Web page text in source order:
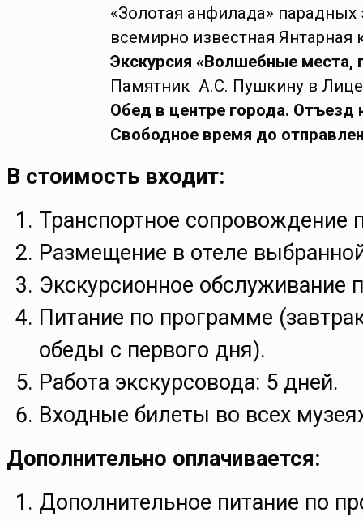
«Золотая анфилада»
всемирно известная Янтарная
Экскурсия «Волшебные места,
Памятник А.С. Пушкину в
Обед в центре города. Отъезд
Свободное время до
В стоимость входит:
Транспортное сопровождение
Размещение в отеле
Экскурсионное обслуживание
Питание по программе
обеды с первого дня).
Работа экскурсовода: 5 дней.
Входные билеты во всех
Дополнительно оплачивается:
Дополнительное питание по